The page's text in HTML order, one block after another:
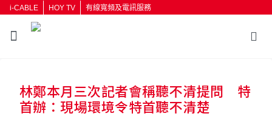
i-CABLE HOY TV 有線寬頻及電訊服務
按輸入鍵開始搜尋
林鄭本月三次記者會稱聽不清提問 特
首辦：現場環境令特首聽不清楚